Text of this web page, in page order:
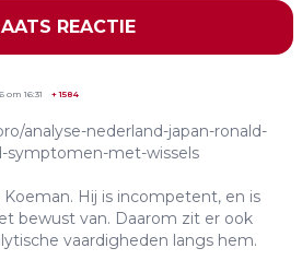
REACTIE
om 16:31 +1584
analyse-nederland-japan-ronald-
symptomen-met-wissels
Koeman. Hij is incompetent, en is
bewust van. Daarom zit er ook
vaardigheden langs hem.